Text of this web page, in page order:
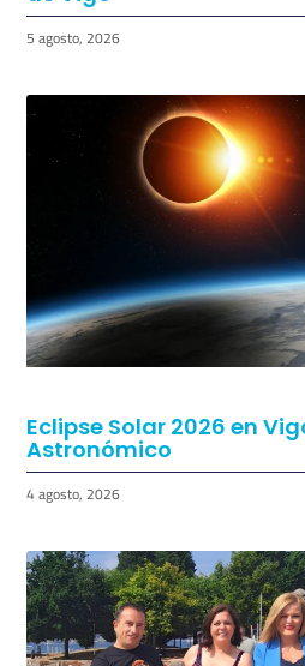
Eclipse Solar 2026 en
Astronómico